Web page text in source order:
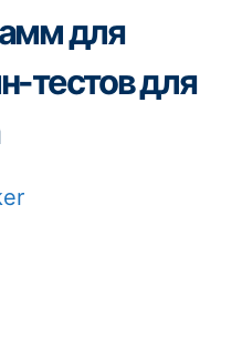
для
тестов для